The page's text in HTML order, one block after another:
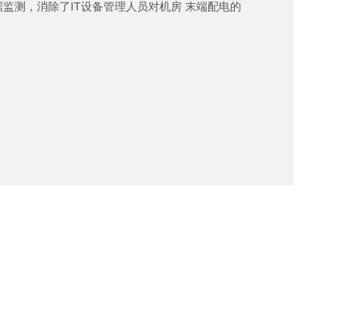
测，消除了IT设备管理人员对机房 末端配电的